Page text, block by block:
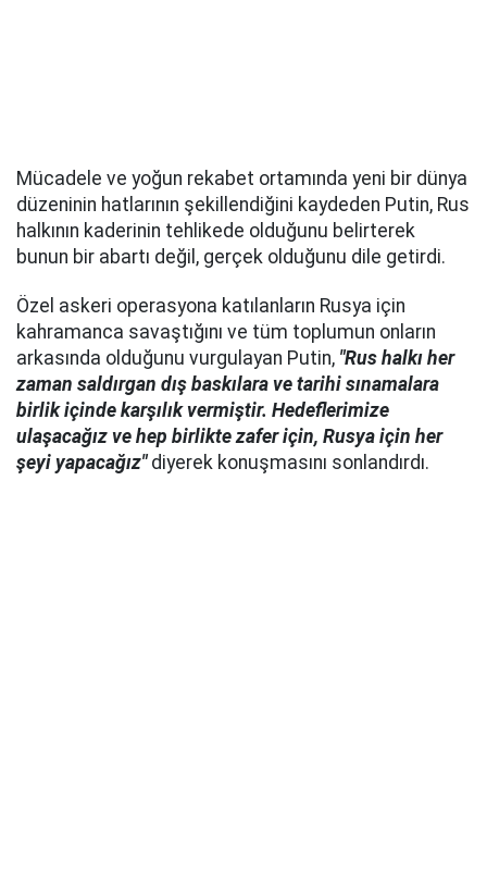
Mücadele ve yoğun rekabet ortamında yeni bir dünya
düzeninin hatlarının şekillendiğini kaydeden Putin, Rus
halkının kaderinin tehlikede olduğunu belirterek
bunun bir abartı değil, gerçek olduğunu dile getirdi.
Özel askeri operasyona katılanların Rusya için
kahramanca savaştığını ve tüm toplumun onların
arkasında olduğunu vurgulayan Putin, "Rus halkı her
zaman saldırgan dış baskılara ve tarihi sınamalara
birlik içinde karşılık vermiştir. Hedeflerimize
ulaşacağız ve hep birlikte zafer için, Rusya için her
şeyi yapacağız"diyerek konuşmasını sonlandırdı.